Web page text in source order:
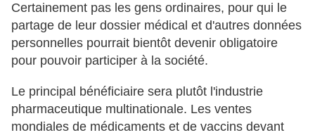
Certainement pas les gens ordinaires, pour qui le
partage de leur dossier médical et d'autres données
personnelles pourrait bientôt devenir obligatoire
pour pouvoir participer à la société.
Le principal bénéficiaire sera plutôt l'industrie
pharmaceutique multinationale. Les ventes
mondiales de médicaments et de vaccins devant